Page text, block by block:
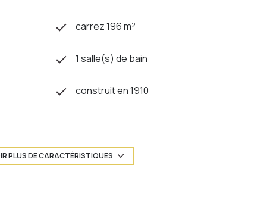
carrez 196 m²
1 salle(s) de bain
construit en 1910
Chauffage central : chaudière (gaz)
1 parking(s)
PLUS DE CARACTÉRISTIQUES